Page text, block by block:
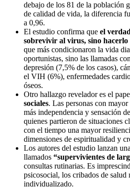
debajo de los 81 de la población
de calidad de vida, la diferencia
a 0,96.
El estudio confirma que el
sobrevivir al virus, sino
que más condicionaron la vida
oportunistas, sino las llamadas
depresión (7,5% de los casos),
el VIH (6%), enfermedades
óseos.
Otro hallazgo revelador es el
sociales. Las personas con
más independencia y sensación
quienes partieron de situaciones
con el tiempo una mayor
dimensiones de espiritualidad y
Los autores del estudio lanzan
llamados “supervivientes de
consultas rutinarias. Es
psicosocial, los cribados de
individualizado.